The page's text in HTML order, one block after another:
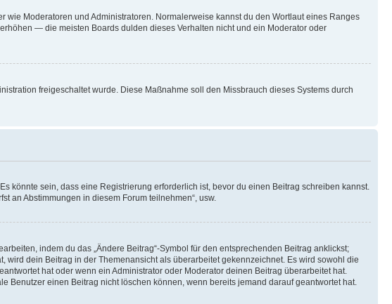
Moderatoren und Administratoren. Normalerweise kannst du den Wortlaut eines Ranges
— die meisten Boards dulden dieses Verhalten nicht und ein Moderator oder
freigeschaltet wurde. Diese Maßnahme soll den Missbrauch dieses Systems durch
könnte sein, dass eine Registrierung erforderlich ist, bevor du einen Beitrag schreiben kannst.
an Abstimmungen in diesem Forum teilnehmen“, usw.
indem du das „Ändere Beitrag“-Symbol für den entsprechenden Beitrag anklickst;
dein Beitrag in der Themenansicht als überarbeitet gekennzeichnet. Es wird sowohl die
hat oder wenn ein Administrator oder Moderator deinen Beitrag überarbeitet hat.
Benutzer einen Beitrag nicht löschen können, wenn bereits jemand darauf geantwortet hat.